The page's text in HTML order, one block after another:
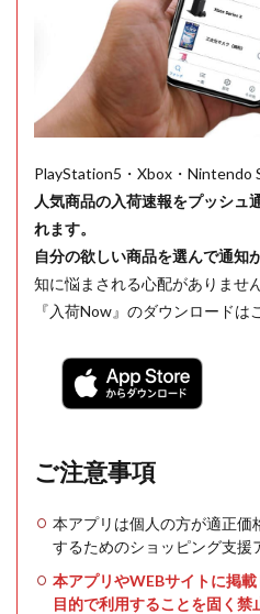
PlayStation5・Xbox・Nintendo
人気商品の入荷速報をプッシュ
れます。
自分の欲しい商品を選んで通知
知に悩まされる心配がありません
『入荷Now』のダウンロードは
ご注意事項
本アプリは個人の方が適正価
するためのショッピング支援
本アプリやWEBサイトに掲
目的で利用することを固く禁